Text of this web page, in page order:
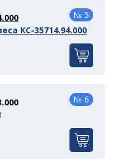
КС-35714.94.000
№ 5
№ 6